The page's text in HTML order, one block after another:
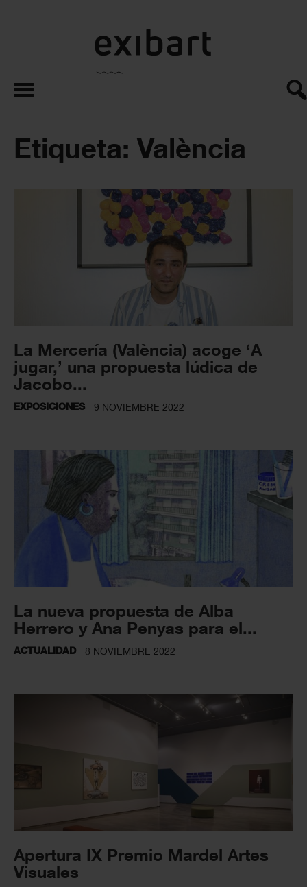
exibart.es
Etiqueta: València
La Mercería (València) acoge ‘A
jugar,’ una propuesta lúdica de
Jacobo...
EXPOSICIONES 9 NOVIEMBRE 2022
La nueva propuesta de Alba
Herrero y Ana Penyas para el...
ACTUALIDAD 8 NOVIEMBRE 2022
Apertura IX Premio Mardel Artes
Visuales